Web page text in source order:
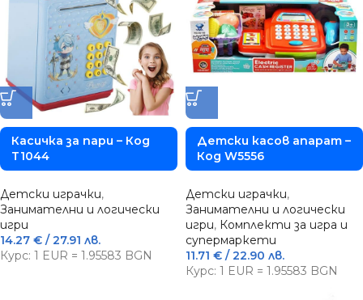
Касичка за пари – Код
T1044
Детски играчки,
Занимателни и логически
игри
14.27 € / 27.91 лв.
Курс: 1 EUR = 1.95583 BGN
Детски касов апарат –
Код W5556
Детски играчки,
Занимателни и логически
игри, Комплекти за игра и
супермаркети
11.71 € / 22.90 лв.
Курс: 1 EUR = 1.95583 BGN